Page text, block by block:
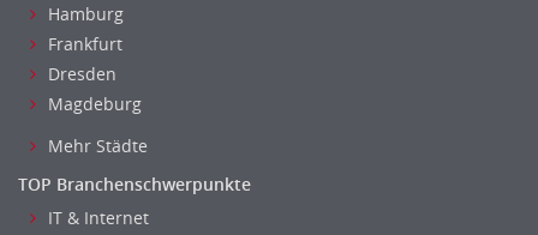
Hamburg
Frankfurt
Dresden
Magdeburg
Mehr Städte
TOP Branchenschwerpunkte
IT & Internet